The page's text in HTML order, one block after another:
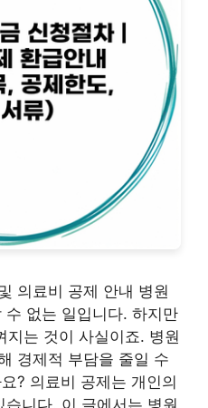
의료비 공제 안내 병원
없는 일입니다. 하지만
지는 것이 사실이죠. 병원
경제적 부담을 줄일 수
? 의료비 공제는 개인의